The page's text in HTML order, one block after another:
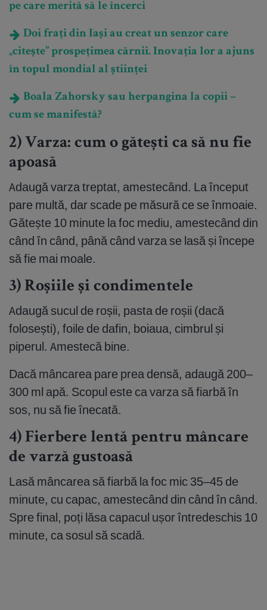
pe care merită să le încerci
Doi frați din Iași au creat un senzor care
„citește” prospețimea cărnii. Inovația lor a ajuns
în topul mondial al științei
Boala Zahorsky sau herpangina la copii –
cum se manifestă?
2) Varza: cum o gătești ca să nu fie
apoasă
Adaugă varza treptat, amestecând. La început
pare multă, dar scade pe măsură ce se înmoaie.
Gătește 10 minute la foc mediu, amestecând din
când în când, până când varza se lasă și începe
să fie mai moale.
3) Roșiile și condimentele
Adaugă sucul de roșii, pasta de roșii (dacă
folosești), foile de dafin, boiaua, cimbrul și
piperul. Amestecă bine.
Dacă mâncarea pare prea densă, adaugă 200–
300 ml apă. Scopul este ca varza să fiarbă în
sos, nu să fie înecată.
4) Fierbere lentă pentru mâncare
de varză gustoasă
Lasă mâncarea să fiarbă la foc mic 35–45 de
minute, cu capac, amestecând din când în când.
Spre final, poți lăsa capacul ușor întredeschis 10
minute, ca sosul să scadă.